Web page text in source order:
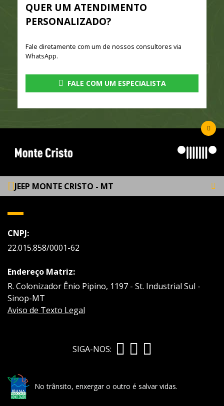
QUER UM ATENDIMENTO
PERSONALIZADO?
Fale diretamente com um de nossos consultores via
WhatsApp.
FALE COM UM ESPECIALISTA
JEEP MONTE CRISTO - MT
CNPJ:
22.015.858/0001-62
Endereço Matriz:
R. Colonizador Ênio Pipino, 1197 - St. Industrial Sul -
Sinop-MT
Aviso de Texto Legal
SIGA-NOS:
No trânsito, enxergar o outro é salvar vidas.